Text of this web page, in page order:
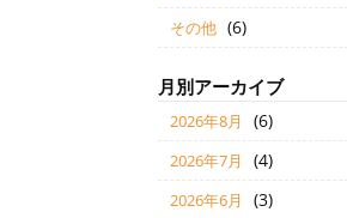
その他 (6)
月別アーカイブ
2026年8月 (6)
2026年7月 (4)
2026年6月 (3)